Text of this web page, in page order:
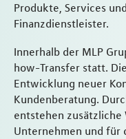
Produkte, Services
Finanzdienstleister.
Innerhalb der MLP
how-Transfer statt.
Entwicklung neuer
Kundenberatung.
entstehen zusätzliche
Unternehmen und für